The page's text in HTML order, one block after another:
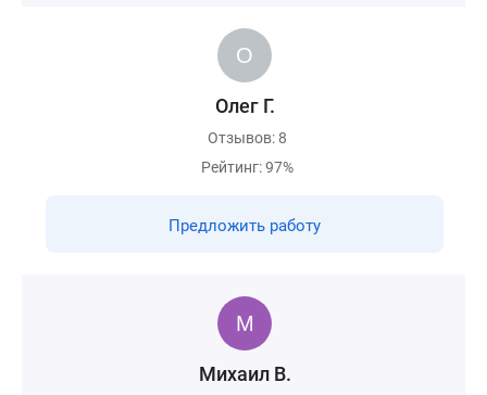
Олег Г.
Отзывов: 8
Рейтинг: 97%
Предложить работу
Михаил В.